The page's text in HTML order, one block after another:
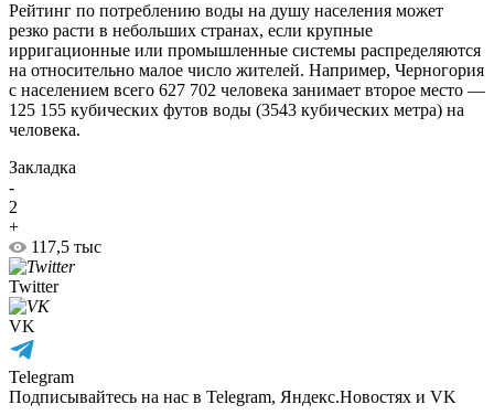
Рейтинг по потреблению воды на душу населения может
резко расти в небольших странах, если крупные
ирригационные или промышленные системы распределяются
на относительно малое число жителей. Например, Черногория
с населением всего 627 702 человека занимает второе место —
125 155 кубических футов воды (3543 кубических метра) на
человека.
Закладка
-
2
+
117,5 тыс
Twitter
VK
Telegram
Подписывайтесь на нас в Telegram, Яндекс.Новостях и VK